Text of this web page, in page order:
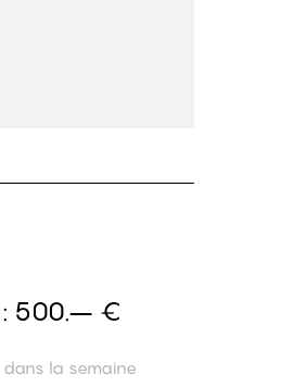
500.– €
dans la semaine